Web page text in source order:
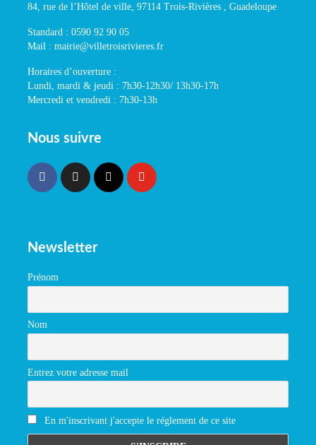
84, rue de l’Hôtel de ville, 97114 Trois-Rivières , Guadeloupe
Standard : 0590 92 90 05
Mail : mairie@villetroisrivieres.fr
Horaires d’ouverture :
Lundi, mardi & jeudi : 7h30-12h30/ 13h30-17h
Mercredi et vendredi : 7h30-13h
Nous suivre
Newsletter
Prénom
Nom
Entrez votre adresse mail
En m'inscrivant j'accepte le réglement de ce site